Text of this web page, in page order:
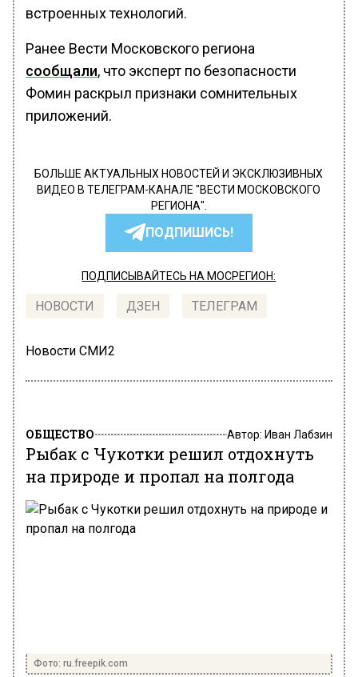
встроенных технологий.
Ранее Вести Московского региона
сообщали, что эксперт по безопасности
Фомин раскрыл признаки сомнительных
приложений.
БОЛЬШЕ АКТУАЛЬНЫХ НОВОСТЕЙ И ЭКСКЛЮЗИВНЫХ
ВИДЕО В ТЕЛЕГРАМ-КАНАЛЕ "ВЕСТИ МОСКОВСКОГО
РЕГИОНА".
ПОДПИШИСЬ!
ПОДПИСЫВАЙТЕСЬ НА МОСРЕГИОН:
НОВОСТИ ДЗЕН ТЕЛЕГРАМ
Новости СМИ2
ОБЩЕСТВО Автор: Иван Лабзин
Рыбак с Чукотки решил отдохнуть
на природе и пропал на полгода
Фото: ru.freepik.com